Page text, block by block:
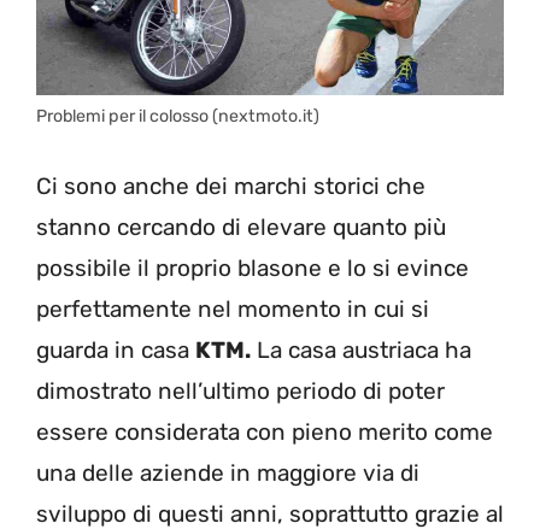
Problemi per il colosso (nextmoto.it)
Ci sono anche dei marchi storici che
stanno cercando di elevare quanto più
possibile il proprio blasone e lo si evince
perfettamente nel momento in cui si
guarda in casa KTM. La casa austriaca ha
dimostrato nell’ultimo periodo di poter
essere considerata con pieno merito come
una delle aziende in maggiore via di
sviluppo di questi anni, soprattutto grazie al